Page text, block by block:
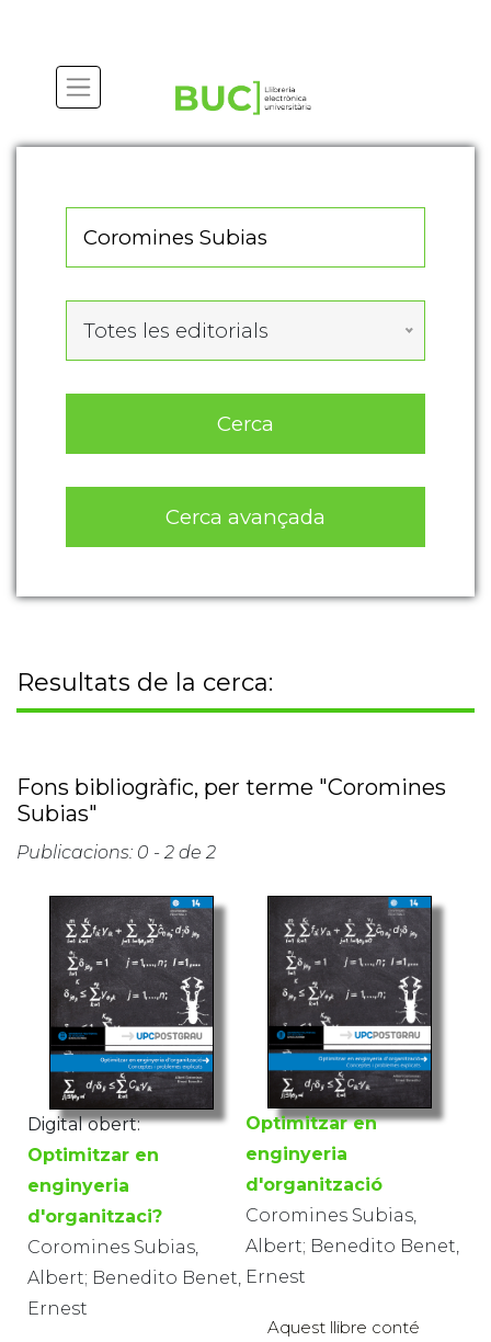
Totes les editorials
Cerca
Cerca avançada
Resultats de la cerca:
Fons bibliogràfic, per terme "Coromines
Subias"
Publicacions: 0 - 2 de 2
Digital obert:
Optimitzar en
enginyeria
d'organitzaci?
Coromines Subias,
Albert; Benedito Benet,
Ernest
Optimitzar en
enginyeria
d'organització
Coromines Subias,
Albert; Benedito Benet,
Ernest
Aquest llibre conté